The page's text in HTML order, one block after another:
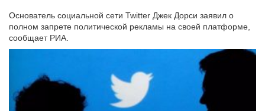
Основатель социальной сети Twitter Джек Дорси заявил о
полном запрете политической рекламы на своей платформе,
сообщает РИА.